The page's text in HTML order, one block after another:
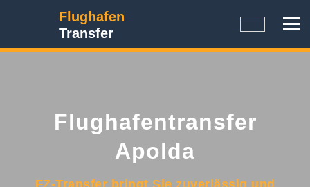
Flughafen
Transfer
Flughafentransfer
Apolda
FZ-Transfer bringt Sie zuverlässig und